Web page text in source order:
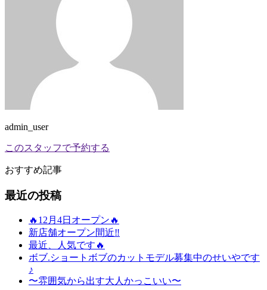
admin_user
このスタッフで予約する
おすすめ記事
最近の投稿
🔥12月4日オープン🔥
新店舗オープン間近‼️
最近、人気です🔥
ボブ.ショートボブのカットモデル募集中のせいやです
♪
〜雰囲気から出す大人かっこいい〜